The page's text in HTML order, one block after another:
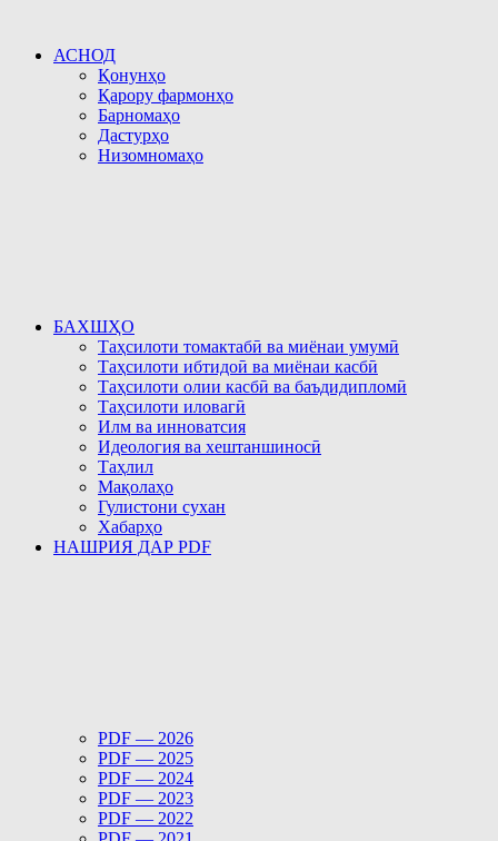
АСНОД
Қонунҳо
Қарору фармонҳо
Барномаҳо
Дастурҳо
Низомномаҳо
БАХШҲО
Таҳсилоти томактабӣ ва миёнаи умумӣ
Таҳсилоти ибтидоӣ ва миёнаи касбӣ
Таҳсилоти олии касбӣ ва баъдидипломӣ
Таҳсилоти иловагӣ
Илм ва инноватсия
Идеология ва хештаншиносӣ
Таҳлил
Мақолаҳо
Гулистони сухан
Хабарҳо
НАШРИЯ ДАР PDF
PDF — 2026
PDF — 2025
PDF — 2024
PDF — 2023
PDF — 2022